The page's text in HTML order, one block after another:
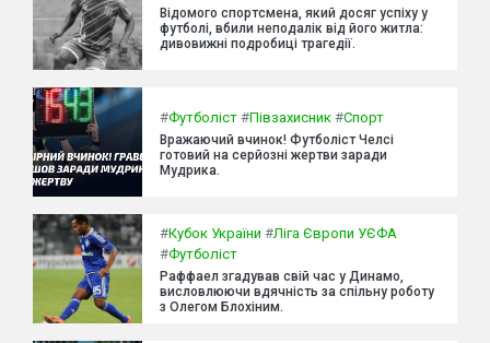
Відомого спортсмена, який досяг успіху у
футболі, вбили неподалік від його житла:
дивовижні подробиці трагедії.
#Футболіст #Півзахисник #Спорт
Вражаючий вчинок! Футболіст Челсі
готовий на серйозні жертви заради
Мудрика.
#Кубок України #Ліга Європи УЄФА
#Футболіст
Раффаел згадував свій час у Динамо,
висловлюючи вдячність за спільну роботу
з Олегом Блохіним.